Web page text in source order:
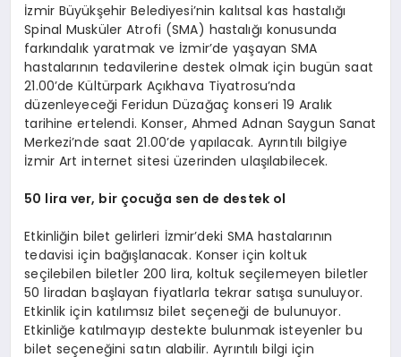
İzmir Büyükşehir Belediyesi’nin kalıtsal kas hastalığı
Spinal Musküler Atrofi (SMA) hastalığı konusunda
farkındalık yaratmak ve İzmir’de yaşayan SMA
hastalarının tedavilerine destek olmak için bugün saat
21.00’de Kültürpark Açıkhava Tiyatrosu’nda
düzenleyeceği Feridun Düzağaç konseri 19 Aralık
tarihine ertelendi. Konser, Ahmed Adnan Saygun Sanat
Merkezi’nde saat 21.00’de yapılacak. Ayrıntılı bilgiye
İzmir Art internet sitesi üzerinden ulaşılabilecek.
50 lira ver, bir çocuğa sen de destek ol
Etkinliğin bilet gelirleri İzmir’deki SMA hastalarının
tedavisi için bağışlanacak. Konser için koltuk
seçilebilen biletler 200 lira, koltuk seçilemeyen biletler
50 liradan başlayan fiyatlarla tekrar satışa sunuluyor.
Etkinlik için katılımsız bilet seçeneği de bulunuyor.
Etkinliğe katılmayıp destekte bulunmak isteyenler bu
bilet seçeneğini satın alabilir. Ayrıntılı bilgi için